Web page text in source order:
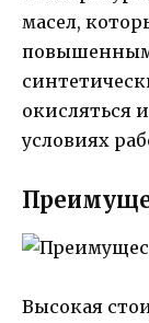
масел,
окисляться
условиях
Высокая